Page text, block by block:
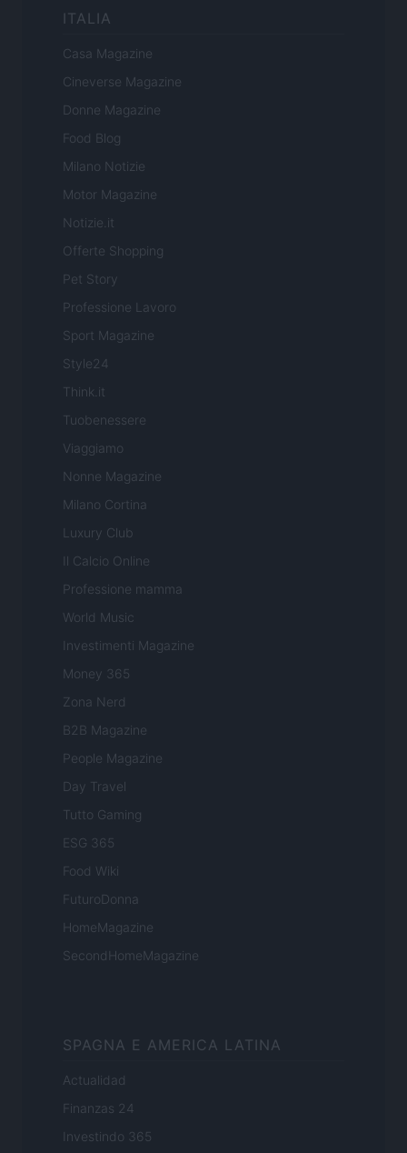
ITALIA
Casa Magazine
Cineverse Magazine
Donne Magazine
Food Blog
Milano Notizie
Motor Magazine
Notizie.it
Offerte Shopping
Pet Story
Professione Lavoro
Sport Magazine
Style24
Think.it
Tuobenessere
Viaggiamo
Nonne Magazine
Milano Cortina
Luxury Club
Il Calcio Online
Professione mamma
World Music
Investimenti Magazine
Money 365
Zona Nerd
B2B Magazine
People Magazine
Day Travel
Tutto Gaming
ESG 365
Food Wiki
FuturoDonna
HomeMagazine
SecondHomeMagazine
SPAGNA E AMERICA LATINA
Actualidad
Finanzas 24
Investindo 365